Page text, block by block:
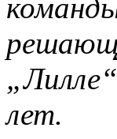
лет.